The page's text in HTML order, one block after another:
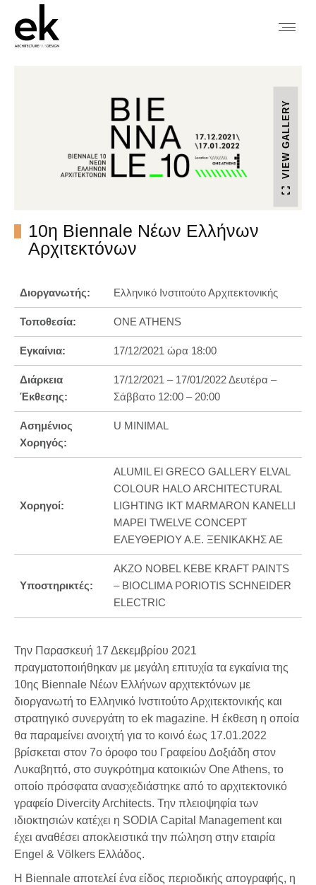
VIEW GALLERY
10η Biennale Νέων Ελλήνων
Αρχιτεκτόνων
Διοργανωτής: Ελληνικό Ινστιτούτο Αρχιτεκτονικής
Τοποθεσία: ΟΝΕ ΑΤΗΕΝS
Εγκαίνια: 17/12/2021 ώρα 18:00
Διάρκεια
Έκθεσης:
17/12/2021 – 17/01/2022 Δευτέρα –
Σάββατο 12:00 – 20:00
Ασημένιος
Χορηγός:
U MINIMAL
Χορηγοί:
ALUMIL El GRECO GALLERY ELVAL
COLOUR HALO ARCHITECTURAL
LIGHTING IKT MARMARON KANELLI
MAPEI TWELVE CONCEPT
ΕΛΕΥΘΕΡΙΟΥ Α.Ε. ΞΕΝΙΚΑΚΗΣ ΑΕ
Υποστηρικτές:
AKZO NOBEL KEBE KRAFT PAINTS
– BIOCLIMA PORIOTIS SCHNEIDER
ELECTRIC
Την Παρασκευή 17 Δεκεμβρίου 2021
πραγματοποιήθηκαν με μεγάλη επιτυχία τα εγκαίνια της
10ης Biennale Νέων Ελλήνων αρχιτεκτόνων με
διοργανωτή το Ελληνικό Ινστιτούτο Αρχιτεκτονικής και
στρατηγικό συνεργάτη το ek magazine. H έκθεση η οποία
θα παραμείνει ανοιχτή για το κοινό έως 17.01.2022
βρίσκεται στον 7ο όροφο του Γραφείου Δοξιάδη στον
Λυκαβηττό, στο συγκρότημα κατοικιών One Athens, το
οποίο πρόσφατα ανασχεδιάστηκε από το αρχιτεκτονικό
γραφείο Divercity Architects. Την πλειοψηφία των
ιδιοκτησιών κατέχει η SODIA Capital Management και
έχει αναθέσει αποκλειστικά την πώληση στην εταιρία
Engel & Völkers Ελλάδος.
Η Biennale αποτελεί ένα είδος περιοδικής απογραφής, η